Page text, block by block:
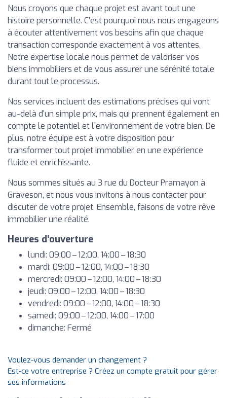
Nous croyons que chaque projet est avant tout une
histoire personnelle. C'est pourquoi nous nous engageons
à écouter attentivement vos besoins afin que chaque
transaction corresponde exactement à vos attentes.
Notre expertise locale nous permet de valoriser vos
biens immobiliers et de vous assurer une sérénité totale
durant tout le processus.
Nos services incluent des estimations précises qui vont
au-delà d'un simple prix, mais qui prennent également en
compte le potentiel et l'environnement de votre bien. De
plus, notre équipe est à votre disposition pour
transformer tout projet immobilier en une expérience
fluide et enrichissante.
Nous sommes situés au 3 rue du Docteur Pramayon à
Graveson, et nous vous invitons à nous contacter pour
discuter de votre projet. Ensemble, faisons de votre rêve
immobilier une réalité.
Heures d'ouverture
lundi: 09:00 – 12:00, 14:00 – 18:30
mardi: 09:00 – 12:00, 14:00 – 18:30
mercredi: 09:00 – 12:00, 14:00 – 18:30
jeudi: 09:00 – 12:00, 14:00 – 18:30
vendredi: 09:00 – 12:00, 14:00 – 18:30
samedi: 09:00 – 12:00, 14:00 – 17:00
dimanche: Fermé
Voulez-vous demander un changement ?
Est-ce votre entreprise ? Créez un compte gratuit pour gérer
ses informations